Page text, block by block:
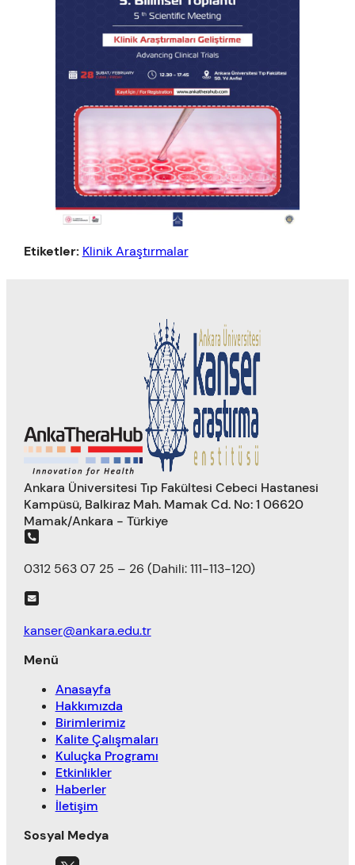
Etiketler: Klinik Araştırmalar
Ankara Üniversitesi Tıp Fakültesi Cebeci Hastanesi
Kampüsü, Balkiraz Mah. Mamak Cd. No: 1 06620
Mamak/Ankara - Türkiye
0312 563 07 25 – 26 (Dahili: 111-113-120)
kanser@ankara.edu.tr
Menü
Anasayfa
Hakkımızda
Birimlerimiz
Kalite Çalışmaları
Kuluçka Programı
Etkinlikler
Haberler
İletişim
Sosyal Medya